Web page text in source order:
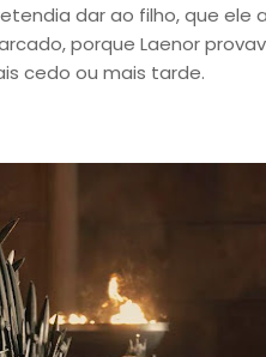
dar ao filho, que ele
porque Laenor
cedo ou mais tarde.